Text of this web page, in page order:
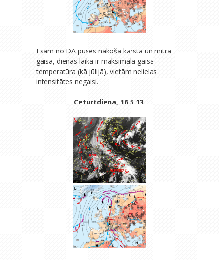
Esam no DA puses nākošā karstā un mitrā
gaisā, dienas laikā ir maksimāla gaisa
temperatūra (kā jūlijā), vietām nelielas
intensitātes negaisi.
Ceturtdiena, 16.5.13.